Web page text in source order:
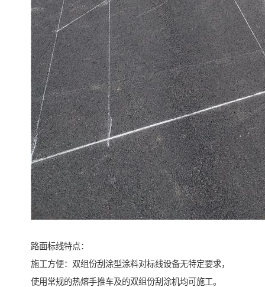
路面标线特点：
施工方便：双组份刮涂型涂料对标线设备无特定要求，
使用常规的热熔手推车及的双组份刮涂机均可施工。